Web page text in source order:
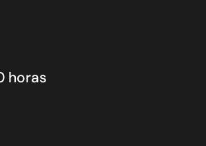
horas